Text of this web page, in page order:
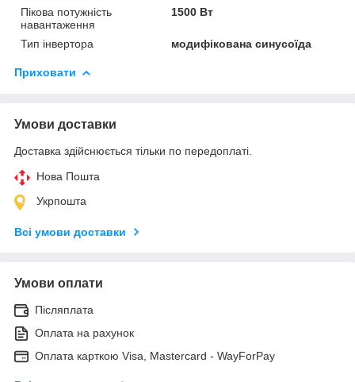
Пікова потужність
навантаження
1500 Вт
Тип інвертора модифікована синусоїда
Приховати
Умови доставки
Доставка здійснюється тільки по передоплаті.
Нова Пошта
Укрпошта
Всі умови доставки
Умови оплати
Післяплата
Оплата на рахунок
Оплата карткою Visa, Mastercard - WayForPay